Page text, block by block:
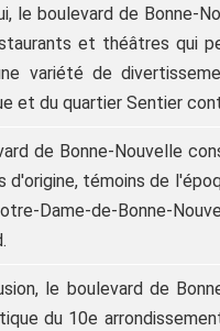
le boulevard de Bonne-
et théâtres qui
variété de
et du quartier Sentier
de Bonne-Nouvelle
d'origine, témoins de
Dame-de-Bonne-
le boulevard de
du 10e